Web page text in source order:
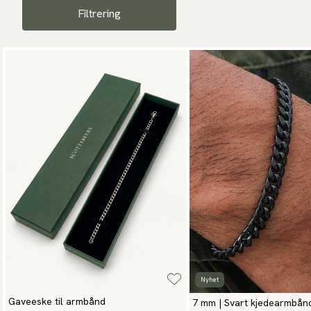
Finn din perfekte
Våre kjede-armbånd
håndleddet og
selvsikkert uttrykk.
Filtrering
Gaveeske til armbånd
Nyhet
7 mm | Svart